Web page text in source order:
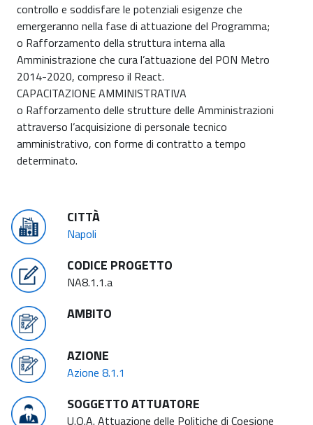
controllo e soddisfare le potenziali esigenze che
emergeranno nella fase di attuazione del Programma;
o Rafforzamento della struttura interna alla
Amministrazione che cura l’attuazione del PON Metro
2014-2020, compreso il React.
CAPACITAZIONE AMMINISTRATIVA
o Rafforzamento delle strutture delle Amministrazioni
attraverso l’acquisizione di personale tecnico
amministrativo, con forme di contratto a tempo
determinato.
CITTÀ
Napoli
CODICE PROGETTO
NA8.1.1.a
AMBITO
AZIONE
Azione 8.1.1
SOGGETTO ATTUATORE
U.O.A. Attuazione delle Politiche di Coesione